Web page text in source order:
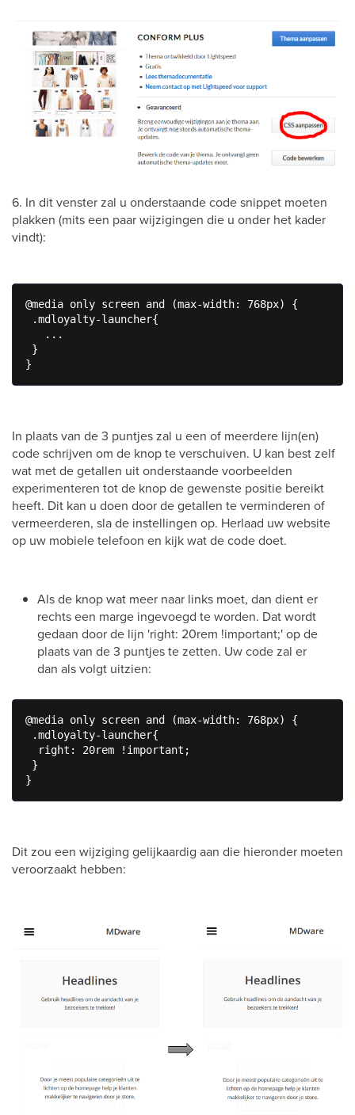
6. In dit venster zal u onderstaande code snippet moeten
plakken (mits een paar wijzigingen die u onder het kader
vindt):
@media only screen and (max-width: 768px) {
.mdloyalty-launcher{
   ...
}
}
In plaats van de 3 puntjes zal u een of meerdere lijn(en)
code schrijven om de knop te verschuiven. U kan best zelf
wat met de getallen uit onderstaande voorbeelden
experimenteren tot de knop de gewenste positie bereikt
heeft. Dit kan u doen door de getallen te verminderen of
vermeerderen, sla de instellingen op. Herlaad uw website
op uw mobiele telefoon en kijk wat de code doet.
Als de knop wat meer naar links moet, dan dient er
rechts een marge ingevoegd te worden. Dat wordt
gedaan door de lijn 'right: 20rem !important;' op de
plaats van de 3 puntjes te zetten. Uw code zal er
dan als volgt uitzien:
@media only screen and (max-width: 768px) {
.mdloyalty-launcher{
  right: 20rem !important;
}
}
Dit zou een wijziging gelijkaardig aan die hieronder moeten
veroorzaakt hebben: